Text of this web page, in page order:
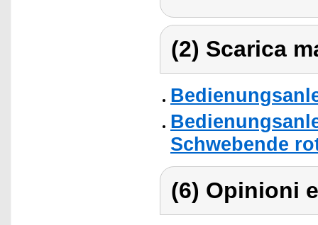
(2) Scarica
Schwebende
(6) Opinioni